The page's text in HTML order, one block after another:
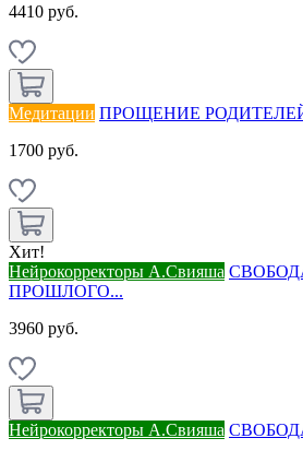
4410 руб.
Медитации ПРОЩЕНИЕ
1700 руб.
Хит!
Нейрокорректоры А.Свияша
ПРОШЛОГО...
3960 руб.
Нейрокорректоры А.Свияша